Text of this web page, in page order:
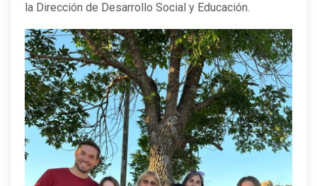
la Dirección de Desarrollo Social y Educación.